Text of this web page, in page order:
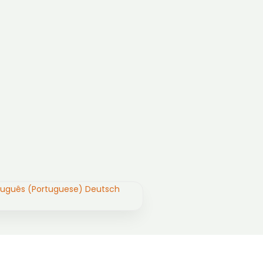
(Portuguese) Deutsch